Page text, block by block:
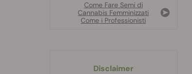
Come Fare Semi di
Cannabis Femminizzati
Come i Professionisti
Disclaimer